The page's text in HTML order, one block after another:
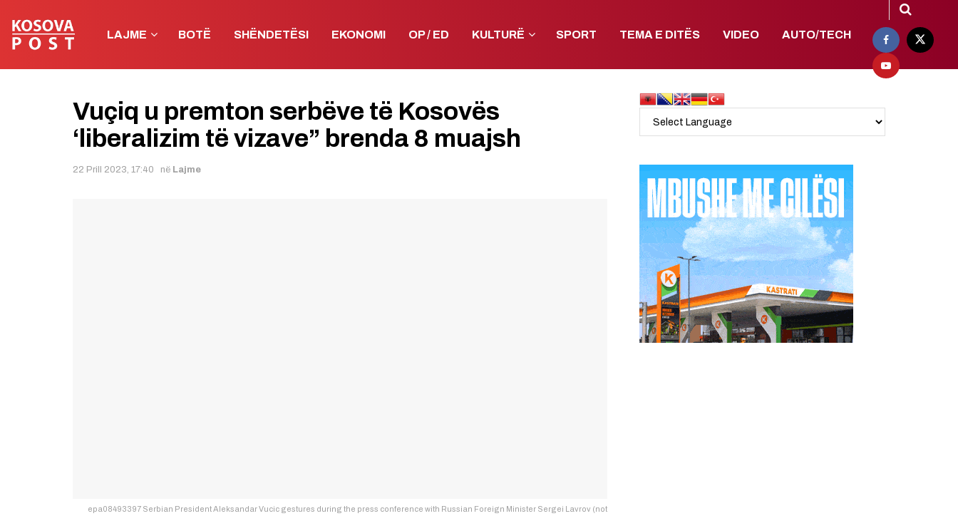
LAJME BOTË SHËNDETËSI EKONOMI OP / ED KULTURË SPORT TEMA E DITËS VIDEO AUTO/TECH
Vuçiq u premton serbëve të Kosovës
‘liberalizim të vizave” brenda 8 muajsh
22 Prill 2023, 17:40 në Lajme
epa08493397 Serbian President Aleksandar Vucic gestures during the press conference with Russian Foreign Minister Sergei Lavrov (not